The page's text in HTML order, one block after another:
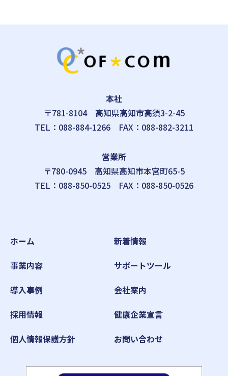
本社
〒781-8104 高知県高知市高須3-2-45
TEL： 088-884-1266 FAX：088-882-3211
営業所
〒780-0945 高知県高知市本宮町65-5
TEL： 088-850-0525 FAX：088-850-0526
ホーム
新着情報
事業内容
サポートツール
導入事例
会社案内
採用情報
健康企業宣言
個人情報保護方針
お問い合わせ